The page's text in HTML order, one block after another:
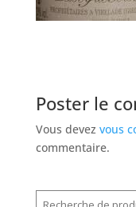
Poster le
Vous devez vous
commentaire.
Recherche